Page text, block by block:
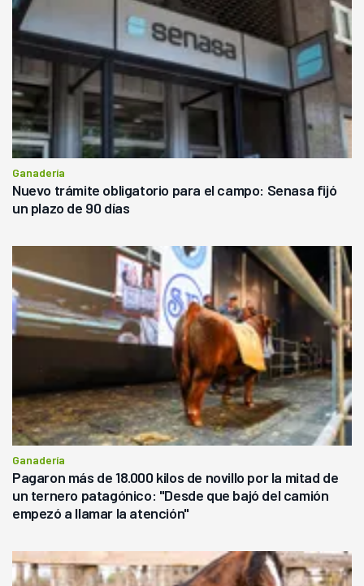
Ganadería
Nuevo trámite obligatorio para el campo: Senasa fijó
un plazo de 90 días
Ganadería
Pagaron más de 18.000 kilos de novillo por la mitad de
un ternero patagónico: "Desde que bajó del camión
empezó a llamar la atención"